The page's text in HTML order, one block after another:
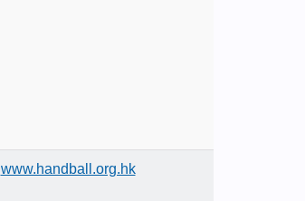
www.handball.org.hk